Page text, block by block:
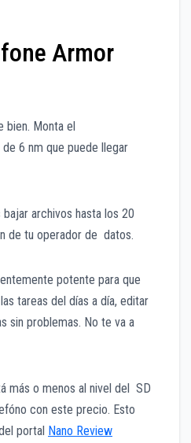
Armor
bien. Monta el
6 nm que puede llegar
archivos hasta los 20
de tu operador de datos.
potente para que
tareas del días a día, editar
sin problemas. No te va a
más o menos al nivel del SD
con este precio. Esto
portal Nano Review